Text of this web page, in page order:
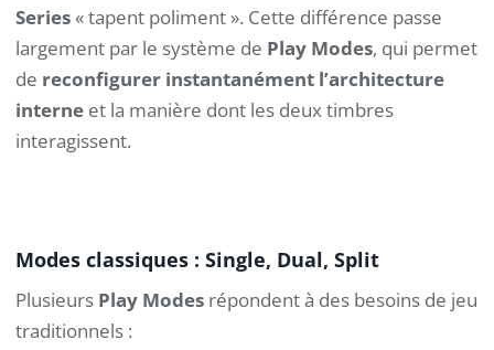
Series« tapent poliment ». Cette différence passe
largement par le système de Play Modes, qui permet
de reconfigurer instantanément l’architecture
interne et la manière dont les deux timbres
interagissent.
Modes classiques : Single, Dual, Split
Plusieurs Play Modes répondent à des besoins de jeu
traditionnels :